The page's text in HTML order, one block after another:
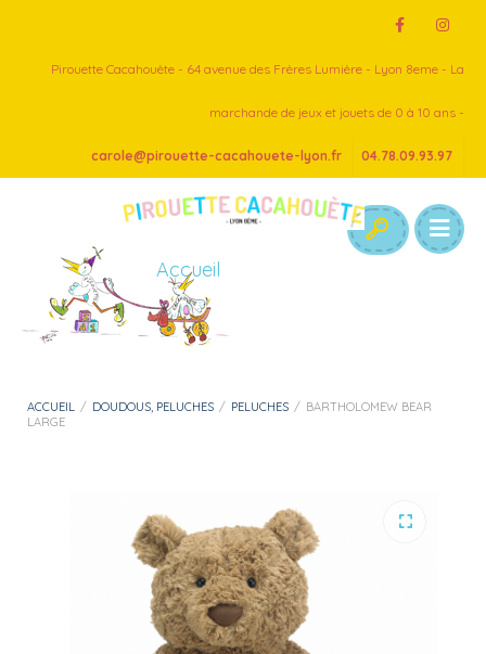
Pirouette Cacahouète - 64 avenue des Frères Lumière - Lyon 8eme - La
marchande de jeux et jouets de 0 à 10 ans -
carole@pirouette-cacahouete-lyon.fr 04.78.09.93.97
Accueil
ACCUEIL / DOUDOUS, PELUCHES / PELUCHES / BARTHOLOMEW BEAR
LARGE